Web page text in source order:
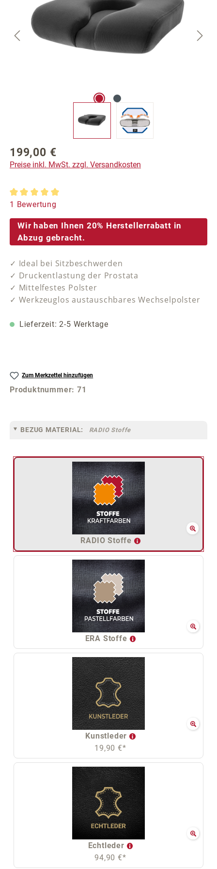
Regulärer Preis:
199,00 €
Preise inkl. MwSt. zzgl. Versandkosten
Durchschnittliche Bewertung von 5 von 5 Sternen
1 Bewertung
Wir haben Ihnen 20% Herstellerrabatt in
Abzug gebracht.
✓ Ideal bei Sitzbeschwerden
✓ Druckentlastung der Prostata
✓ Mittelfestes Polster
✓ Werkzeuglos austauschbares Wechselpolster
Lieferzeit: 2-5 Werktage
Zum Merkzettel hinzufügen
Produktnummer:71
BEZUG MATERIAL: RADIO Stoffe
RADIO Stoffe
ERA Stoffe
Kunstleder
19,90 €*
Echtleder
94,90 €*